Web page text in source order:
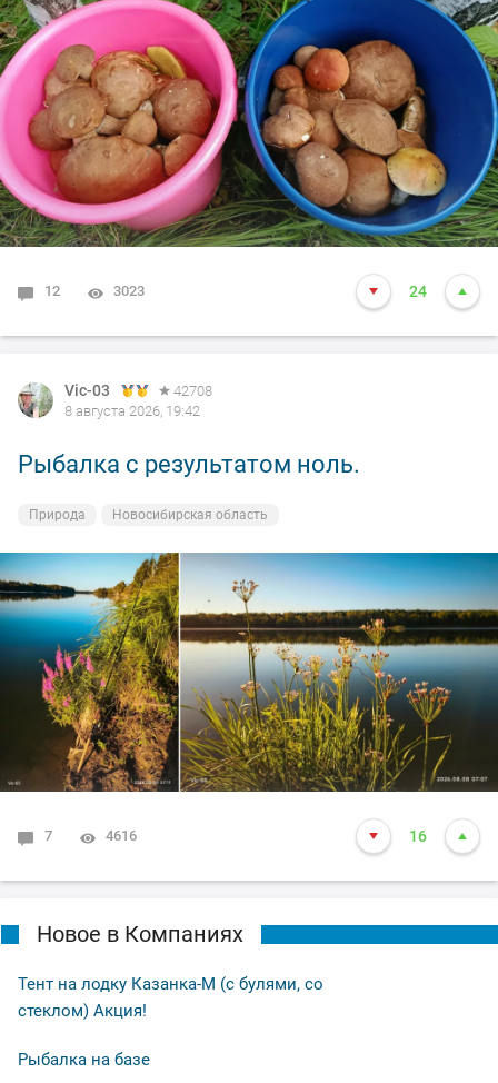
12 3023 24
Vic-03
42708
8 августа 2026, 19:42
Рыбалка с результатом ноль.
Природа Новосибирская область
7 4616 16
Новое в Компаниях
Тент на лодку Казанка-М (с булями, со
стеклом) Акция!
Рыбалка на базе